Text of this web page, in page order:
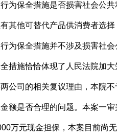
保全措施是否损害社会公共
其他可替代产品供消费者选
为保全措施并不涉及损害社
措施恰恰体现了人民法院加
公司的相关复议理由，本院
是否合理的问题。本案一审
万元现金担保，本案目前尚